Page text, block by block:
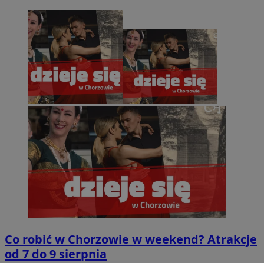
Co robić w Chorzowie w weekend? Atrakcje
od 7 do 9 sierpnia